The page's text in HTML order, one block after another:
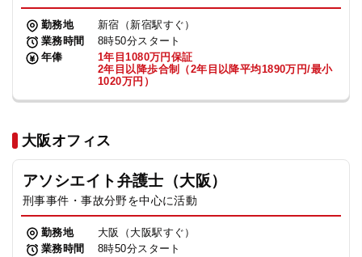
勤務地
新宿（新宿駅すぐ）
業務時間
8時50分スタート
年俸
1年目1080万円保証
2年目以降歩合制（2年目以降平均1890万円/最小
1020万円）
大阪オフィス
アソシエイト弁護士（大阪）
刑事事件・事故分野を中心に活動
勤務地
大阪（大阪駅すぐ）
業務時間
8時50分スタート
特設サイト
相談先情報サイト
法人グループ
プライバシーポリシー 利用規約
TikTok受賞 定義集 動画集